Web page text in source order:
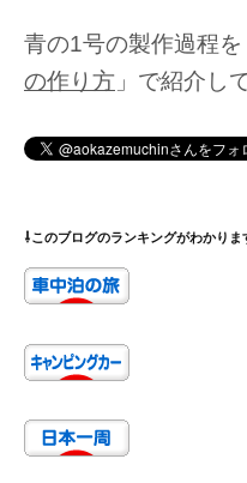
青の1号の製作過程を
の作り方 」で紹介し
⇩このブログのランキングがわかりま